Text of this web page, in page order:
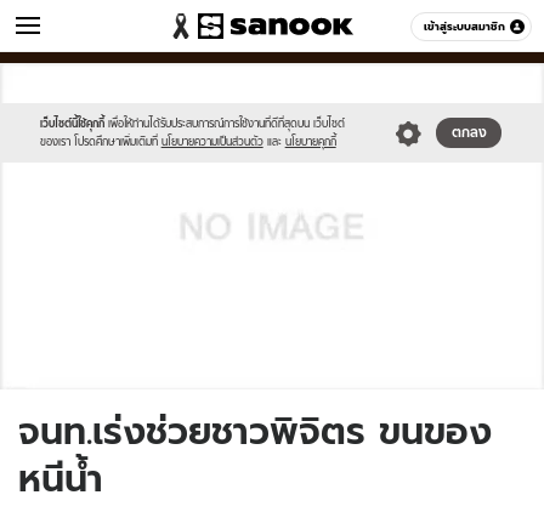
เข้าสู่ระบบสมาชิก
ข่าว หมวดอื่นๆ
เว็บไซต์นี้ใช้คุกกี้ เพื่อให้ท่านได้รับประสบการณ์การใช้งานที่ดีที่สุดบน เว็บไซต์
ของเรา โปรดศึกษาเพิ่มเติมที่ นโยบายความเป็นส่วนตัว และ นโยบายคุกกี้
ตกลง
sanook.png
image.jpg
จนท.เร่งช่วยชาวพิจิตร ขนของ
หนีน้ำ